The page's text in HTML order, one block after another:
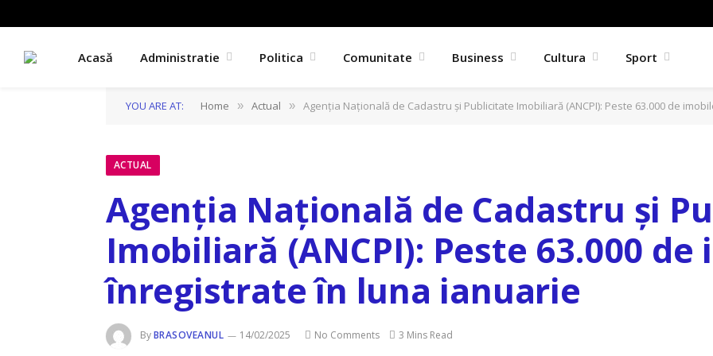
Acasă Administratie Politica Comunitate Business Cultura Sport
YOU ARE AT: Home » Actual » Agenția Națională de Cadastru și Publicitate Imobiliară (ANCPI): Peste 63.000 de
ACTUAL
Agenția Națională de Cadastru și
Imobiliară (ANCPI): Peste 63.000 de
înregistrate în luna ianuarie
ByBRASOVEANUL 14/02/2025 No Comments 3 Mins Read